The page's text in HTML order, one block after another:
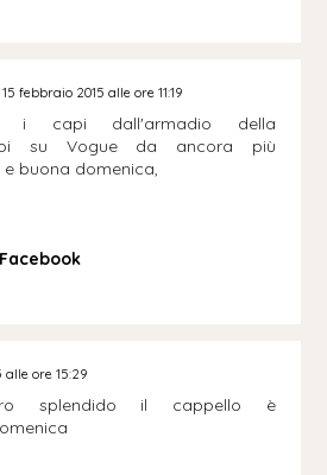
15 febbraio 2015 alle ore 11:19
i capi dall'armadio della
su Vogue da ancora più
buona domenica,
alle ore 15:29
splendido il cappello è